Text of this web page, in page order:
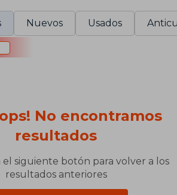
Nuevos Usados
No encontramos
resultados
el siguiente botón para volver a los
resultados anteriores